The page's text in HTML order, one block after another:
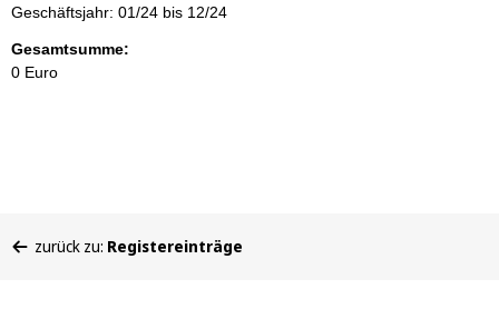
Geschäftsjahr: 01/24 bis 12/24
Gesamtsumme:
0 Euro
befinden
zurück zu: Registereinträge